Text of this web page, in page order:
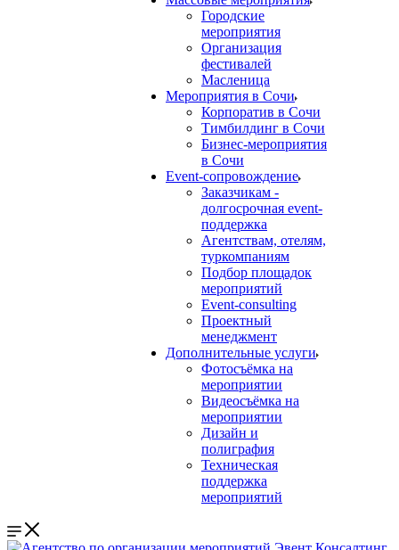
Городские
мероприятия
Организация
фестивалей
Масленица
Мероприятия в Сочи
Корпоратив в Сочи
Тимбилдинг в Сочи
Бизнес-мероприятия
в Сочи
Event-сопровождение
Заказчикам -
долгосрочная event-
поддержка
Агентствам, отелям,
туркомпаниям
Подбор площадок
мероприятий
Event-consulting
Проектный
менеджмент
Дополнительные услуги
Фотосъёмка на
мероприятии
Видеосъёмка на
мероприятии
Дизайн и
полиграфия
Техническая
поддержка
мероприятий